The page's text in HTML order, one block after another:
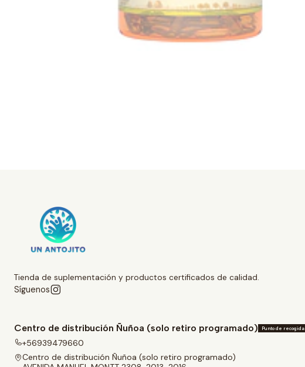
Tienda de suplementación y productos certificados de calidad.
Síguenos
Centro de distribución Ñuñoa (solo retiro programado) Punto de recogida
+56939479660
Centro de distribución Ñuñoa (solo retiro programado)